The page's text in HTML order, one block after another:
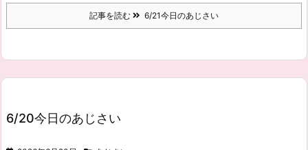
記事を読む 6/21今日のあじさい
6/20今日のあじさい